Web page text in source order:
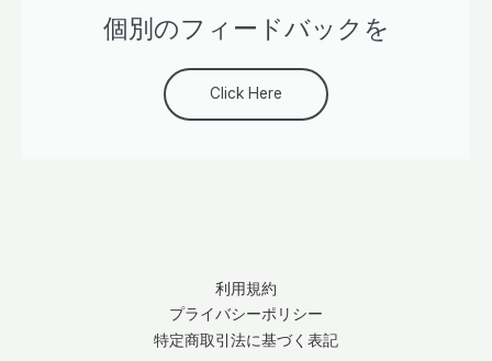
個別のフィードバックを
Click Here
利用規約
プライバシーポリシー
特定商取引法に基づく表記